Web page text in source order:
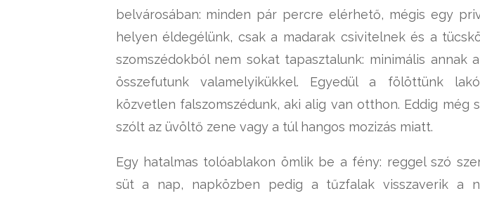
belvárosában: minden pár percre elérhető, mégis egy
helyen éldegélünk, csak a madarak csivitelnek és a
szomszédokból nem sokat tapasztalunk: minimális annak
összefutunk valamelyikükkel. Egyedül a fölöttünk
közvetlen falszomszédunk, aki alig van otthon. Eddig még
szólt az üvöltő zene vagy a túl hangos mozizás miatt.
Egy hatalmas tolóablakon ömlik be a fény: reggel szó
süt a nap, napközben pedig a tűzfalak visszaverik a